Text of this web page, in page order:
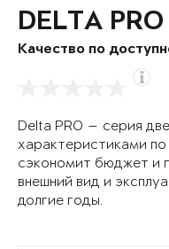
DELTA PRO
Качество по
Delta PRO — серия
характеристиками
сэкономит бюджет и
внешний вид и
долгие годы.